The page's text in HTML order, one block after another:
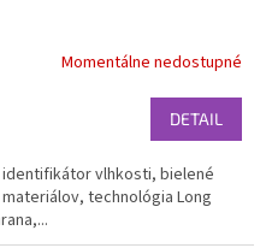
Momentálne nedostupné
DETAIL
identifikátor vlhkosti, bielené
technológia Long